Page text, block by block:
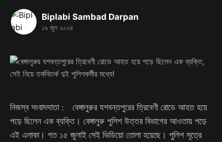
Biplabi Sambad Darpan
১৯ জুল ২০২৪
নিজস্ব সংবাদদাতা : বেঙ্গালুরুর যশবন্তপুরের ত্রিবেণী রোডে আহত হয়ে
পড়ে ছিলেন এক ব্যক্তি। বেঙ্গালুরু পুলিশ উত্তর বিভাগের আওতায় পড়ে
এই এলাকা। গত ১৫ জুলাই সেই ভিডিয়ো তোলা হয়েছে। পুলিশ সূত্রে